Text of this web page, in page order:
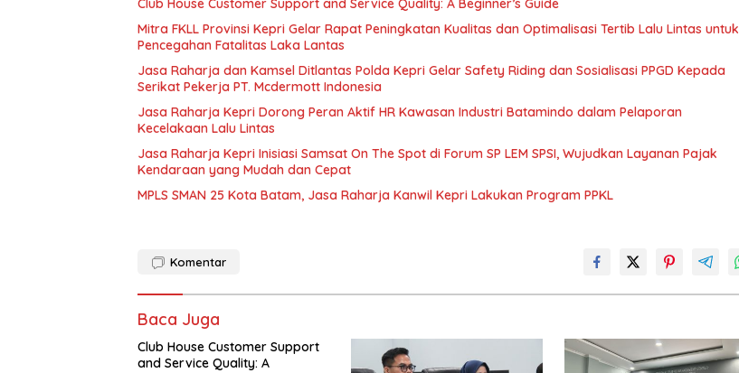
Mitra FKLL Provinsi Kepri Gelar Rapat Peningkatan Kualitas dan Optimalisasi Tertib Lalu Lintas untuk
Pencegahan Fatalitas Laka Lantas
Jasa Raharja dan Kamsel Ditlantas Polda Kepri Gelar Safety Riding dan Sosialisasi PPGD Kepada
Serikat Pekerja PT. Mcdermott Indonesia
Jasa Raharja Kepri Dorong Peran Aktif HR Kawasan Industri Batamindo dalam Pelaporan
Kecelakaan Lalu Lintas
Jasa Raharja Kepri Inisiasi Samsat On The Spot di Forum SP LEM SPSI, Wujudkan Layanan Pajak
Kendaraan yang Mudah dan Cepat
MPLS SMAN 25 Kota Batam, Jasa Raharja Kanwil Kepri Lakukan Program PPKL
Komentar
Baca Juga
Club House Customer Support
and Service Quality: A